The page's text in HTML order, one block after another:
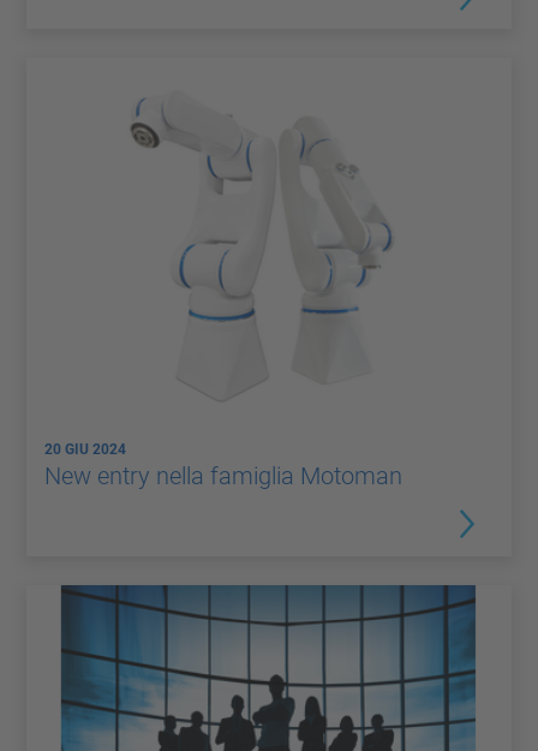
20 GIU 2024
New entry nella famiglia Motoman